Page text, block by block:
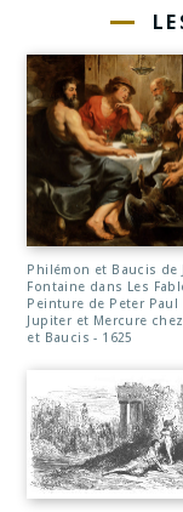
Philémon et Baucis de
Fontaine dans Les
Peinture de Peter Paul
Jupiter et Mercure
et Baucis - 1625